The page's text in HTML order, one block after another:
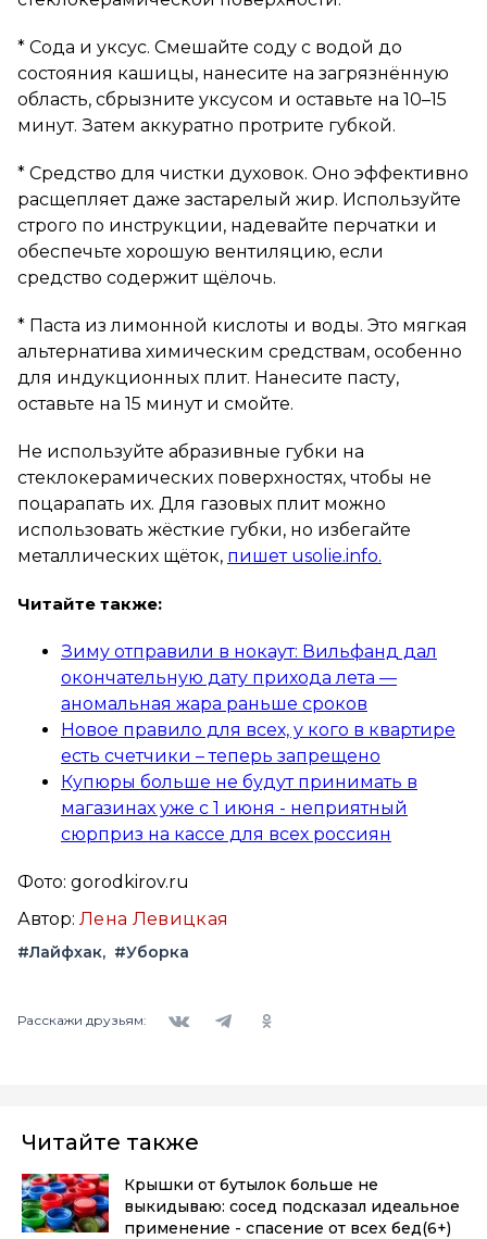
* Сода и уксус. Смешайте соду с водой до
состояния кашицы, нанесите на загрязнённую
область, сбрызните уксусом и оставьте на 10–15
минут. Затем аккуратно протрите губкой.
* Средство для чистки духовок. Оно эффективно
расщепляет даже застарелый жир. Используйте
строго по инструкции, надевайте перчатки и
обеспечьте хорошую вентиляцию, если
средство содержит щёлочь.
* Паста из лимонной кислоты и воды. Это мягкая
альтернатива химическим средствам, особенно
для индукционных плит. Нанесите пасту,
оставьте на 15 минут и смойте.
Не используйте абразивные губки на
стеклокерамических поверхностях, чтобы не
поцарапать их. Для газовых плит можно
использовать жёсткие губки, но избегайте
металлических щёток, пишет usolie.info.
Читайте также:
Зиму отправили в нокаут: Вильфанд дал
окончательную дату прихода лета —
аномальная жара раньше сроков
Новое правило для всех, у кого в квартире
есть счетчики – теперь запрещено
Купюры больше не будут принимать в
магазинах уже с 1 июня - неприятный
сюрприз на кассе для всех россиян
Фото: gorodkirov.ru
Автор: Лена Левицкая
#Лайфхак #Уборка
Расскажи друзьям:
Читайте также
Крышки от бутылок больше не
выкидываю: сосед подсказал идеальное
применение - спасение от всех бед(6+)